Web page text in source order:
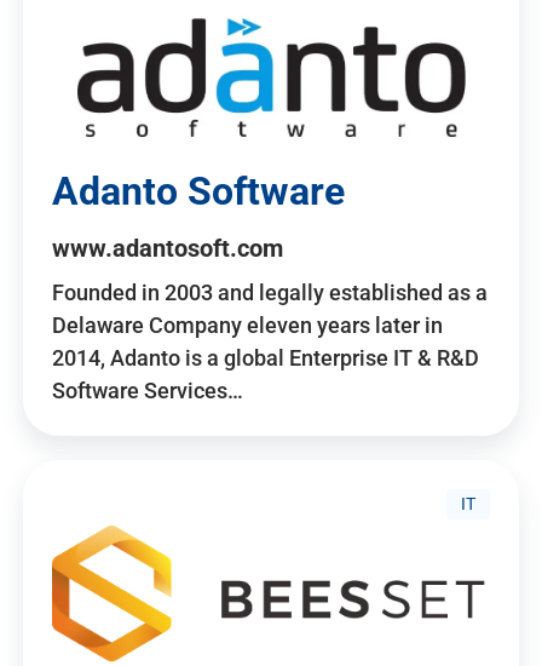
Adanto Software
www.adantosoft.com
Founded in 2003 and legally established as a
Delaware Company eleven years later in
2014, Adanto is a global Enterprise IT & R&D
Software Services…
IT